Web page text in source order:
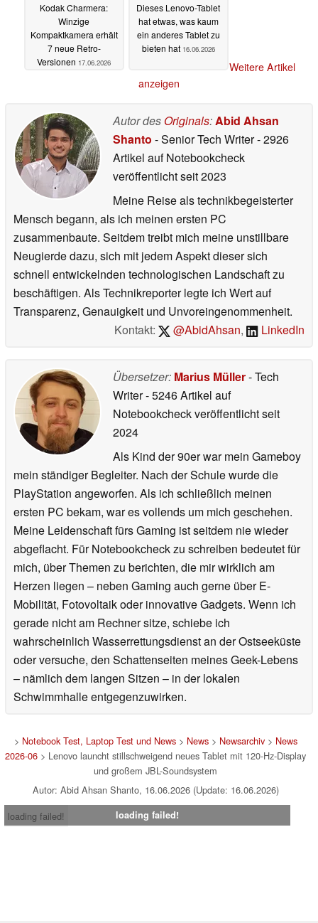
Kodak Charmera:
Winzige
Kompaktkamera erhält
7 neue Retro-
Versionen 17.06.2026
Dieses Lenovo-Tablet
hat etwas, was kaum
ein anderes Tablet zu
bieten hat 16.06.2026
Weitere Artikel
anzeigen
Autor des Originals:Abid Ahsan
Shanto - Senior Tech Writer- 2926
Artikel auf Notebookcheck
veröffentlichtseit 2023
Meine Reise als technikbegeisterter
Mensch begann, als ich meinen ersten PC
zusammenbaute. Seitdem treibt mich meine unstillbare
Neugierde dazu, sich mit jedem Aspekt dieser sich
schnell entwickelnden technologischen Landschaft zu
beschäftigen. Als Technikreporter legte ich Wert auf
Transparenz, Genauigkeit und Unvoreingenommenheit.
Kontakt:
@AbidAhsan, LinkedIn
Übersetzer: Marius Müller- Tech
Writer- 5246 Artikel auf
Notebookcheck veröffentlichtseit
2024
Als Kind der 90er war mein Gameboy
mein ständiger Begleiter. Nach der Schule wurde die
PlayStation angeworfen. Als ich schließlich meinen
ersten PC bekam, war es vollends um mich geschehen.
Meine Leidenschaft fürs Gaming ist seitdem nie wieder
abgeflacht. Für Notebookcheck zu schreiben bedeutet für
mich, über Themen zu berichten, die mir wirklich am
Herzen liegen – neben Gaming auch gerne über E-
Mobilität, Fotovoltaik oder innovative Gadgets. Wenn ich
gerade nicht am Rechner sitze, schiebe ich
wahrscheinlich Wasserrettungsdienst an der Ostseeküste
oder versuche, den Schattenseiten meines Geek-Lebens
– nämlich dem langen Sitzen – in der lokalen
Schwimmhalle entgegenzuwirken.
> Notebook Test, Laptop Test und News> News> Newsarchiv> News
2026-06 > Lenovo launcht stillschweigend neues Tablet mit 120-Hz-Display
und großem JBL-Soundsystem
Autor: Abid Ahsan Shanto, 16.06.2026 (Update: 16.06.2026)
loading failed!
loading failed!